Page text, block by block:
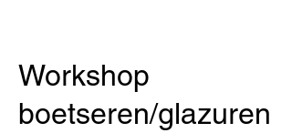
Workshop
boetseren/glazuren